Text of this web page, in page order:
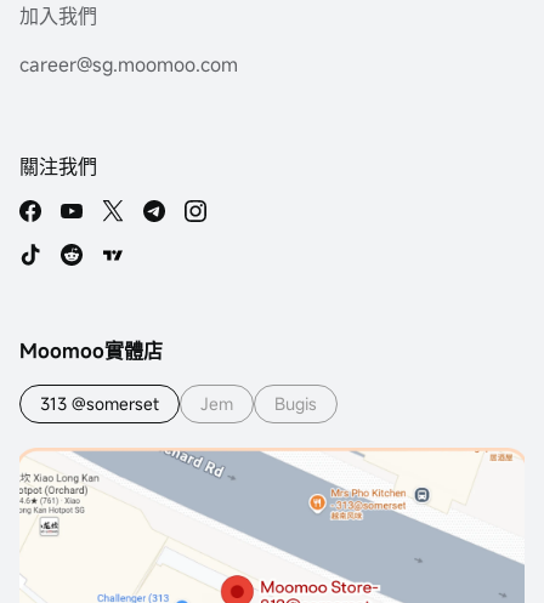
加入我們
career@sg.moomoo.com
關注我們
Moomoo實體店
313 @somerset Jem Bugis